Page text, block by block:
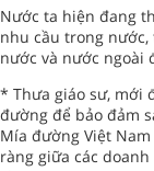
Nước ta hiện đang
nhu cầu trong
nước và nước ngoài
* Thưa giáo sư, mới
đường để bảo đảm
Mía đường Việt
ràng giữa các